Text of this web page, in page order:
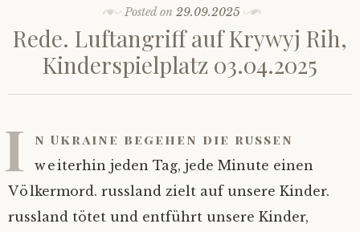
Posted on29.09.2025
Rede. Luftangriff auf Krywyj Rih,
Kinderspielplatz 03.04.2025
I n Ukraine begehen die russen
weiterhin jeden Tag, jede Minute einen
Völkermord. russland zielt auf unsere Kinder.
russland tötet und entführt unsere Kinder,